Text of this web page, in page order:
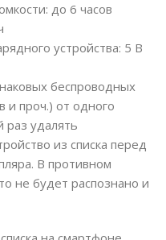
до 6 часов
устройства: 5 В
беспроводных
и проч.) от одного
удалять
из списка перед
В противном
не будет распознано и